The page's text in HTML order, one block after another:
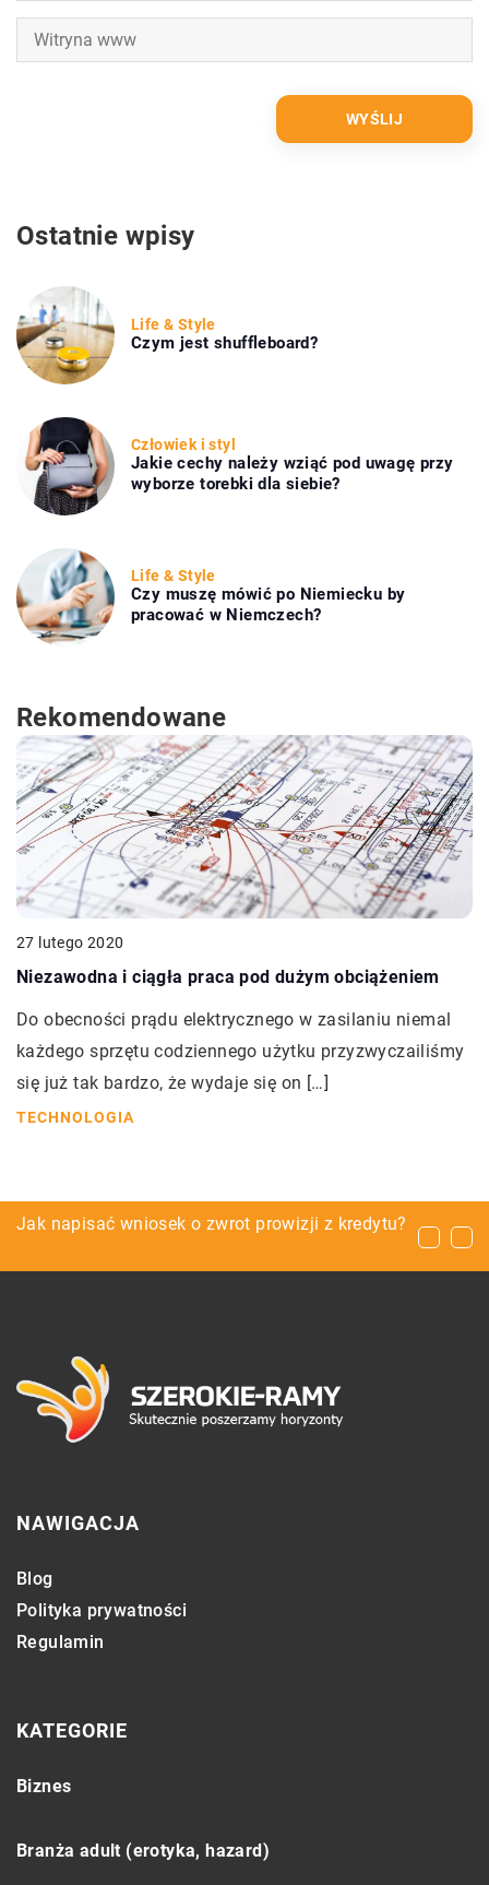
Ostatnie wpisy
Life & Style
Czym jest shuffleboard?
Człowiek i styl
Jakie cechy należy wziąć pod uwagę przy
wyborze torebki dla siebie?
Life & Style
Czy muszę mówić po Niemiecku by
pracować w Niemczech?
Rekomendowane
27 lutego 2020
Niezawodna i ciągła praca pod dużym obciążeniem
Do obecności prądu elektrycznego w zasilaniu niemal
każdego sprzętu codziennego użytku przyzwyczailiśmy
się już tak bardzo, że wydaje się on […]
TECHNOLOGIA
Izolacja termiczna budynków – jakie ma
Jak napisać wniosek o zwrot prowizji z kredytu?
Jak zorganizować czas na wakacjach dziecku?
NAWIGACJA
Blog
Polityka prywatności
Regulamin
KATEGORIE
Biznes
Branża adult (erotyka, hazard)